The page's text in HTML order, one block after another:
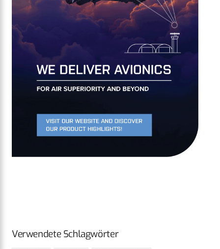
Verwendete Schlagwörter